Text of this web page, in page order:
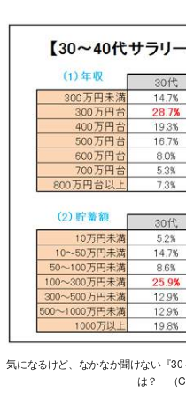
気になるけど、なかなか聞けない『
は？ （C